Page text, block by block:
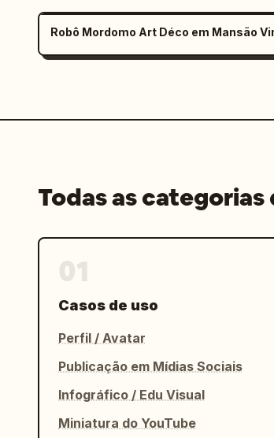
Todas as categorias
Casos de uso
Perfil / Avatar
Publicação em Mídias Sociais
Infográfico / Edu Visual
Miniatura do YouTube